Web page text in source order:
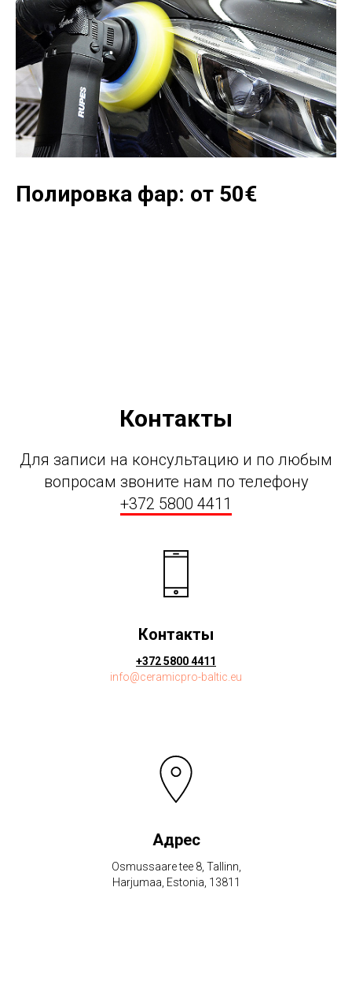
Полировка фар: от 50€
Контакты
Для записи на консультацию и по любым
вопросам звоните нам по телефону
+372 5800 4411
Контакты
+372 5800 4411
info@ceramicpro-baltic.eu
Адрес
Osmussaare tee 8, Tallinn,
Harjumaa, Estonia, 13811